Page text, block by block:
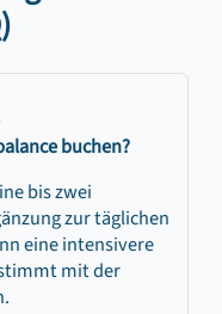
buchen?
bis zwei
zur täglichen
eine intensivere
mit der